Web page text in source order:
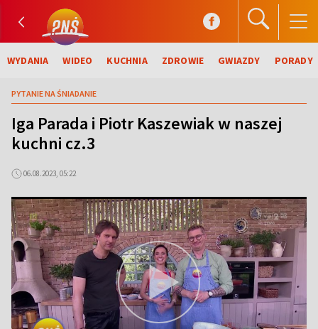
WYDANIA WIDEO KUCHNIA ZDROWIE GWIAZDY PORADY
PYTANIE NA ŚNIADANIE
Iga Parada i Piotr Kaszewiak w naszej
kuchni cz.3
06.08.2023, 05:22